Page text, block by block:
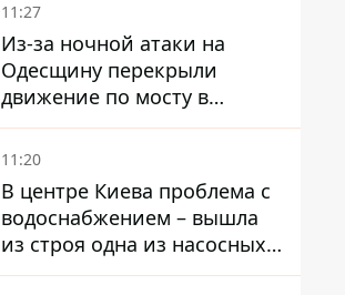
11:27
Из-за ночной атаки на
Одесщину перекрыли
движение по мосту в
Маяках - подробности от
ГНСУ
11:20
В центре Киева проблема с
водоснабжением – вышла
из строя одна из насосных
станций